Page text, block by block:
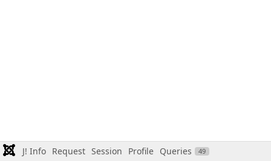
J! Info Request Session Profile Queries 49